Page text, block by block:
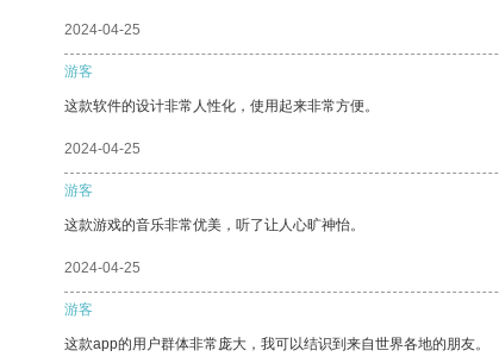
2024-04-25
游客
这款软件的设计非常人性化，使用起来非常方便。
2024-04-25
游客
这款游戏的音乐非常优美，听了让人心旷神怡。
2024-04-25
游客
这款app的用户群体非常庞大，我可以结识到来自世界各地的朋友。